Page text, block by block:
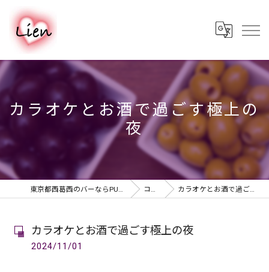
カラオケとお酒で過ごす極上の
夜
東京都西葛西のバーならPUB & BAR Lien コラム カラオケとお酒で過ごす極上の夜
カラオケとお酒で過ごす極上の夜
2024/11/01